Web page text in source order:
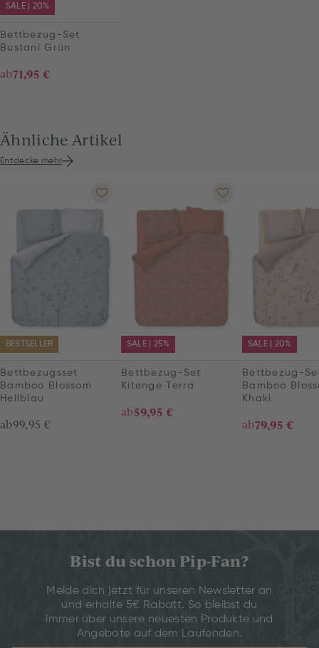
SALE | 20%
Bettbezug-Set
Bustani Grün
ab71,95 €
Ähnliche Artikel
Entdecke mehr
BESTSELLER
Bettbezugsset
Bamboo Blossom
Hellblau
ab99,95 €
SALE | 25%
Bettbezug-Set
Kitenge Terra
ab59,95 €
SALE | 20%
Bettbezug-
Bamboo
Khaki
ab79,95 €
Bist du schon Pip-Fan?
Melde dich jetzt für unseren Newsletter an
und erhalte 5€ Rabatt. So bleibst du
immer über unsere neuesten Produkte und
Angebote auf dem Laufenden.